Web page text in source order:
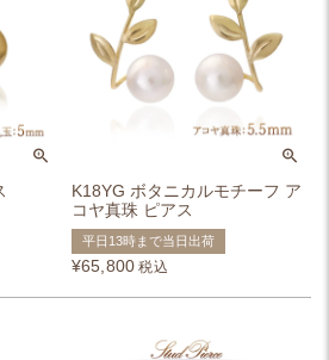
K18YG ボタニカルモチーフ ア
コヤ真珠 ピアス
平日13時まで当日出荷
¥65,800 税込